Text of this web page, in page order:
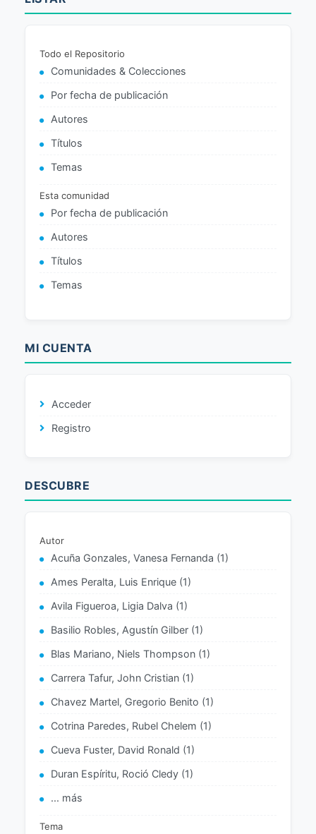
Todo el Repositorio
Comunidades & Colecciones
Por fecha de publicación
Autores
Títulos
Temas
Esta comunidad
Por fecha de publicación
Autores
Títulos
Temas
MI CUENTA
Acceder
Registro
DESCUBRE
Autor
Acuña Gonzales, Vanesa Fernanda (1)
Ames Peralta, Luis Enrique (1)
Avila Figueroa, Ligia Dalva (1)
Basilio Robles, Agustín Gilber (1)
Blas Mariano, Niels Thompson (1)
Carrera Tafur, John Cristian (1)
Chavez Martel, Gregorio Benito (1)
Cotrina Paredes, Rubel Chelem (1)
Cueva Fuster, David Ronald (1)
Duran Espíritu, Roció Cledy (1)
... más
Tema